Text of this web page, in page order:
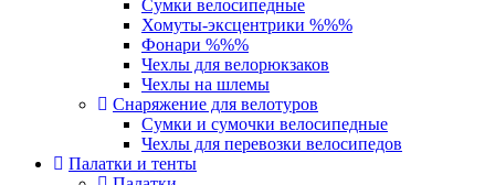
Сумки велосипедные
Хомуты-эксцентрики %%%
Фонари %%%
Чехлы для велорюкзаков
Чехлы на шлемы
Снаряжение для велотуров
Сумки и сумочки велосипедные
Чехлы для перевозки велосипедов
Палатки и тенты